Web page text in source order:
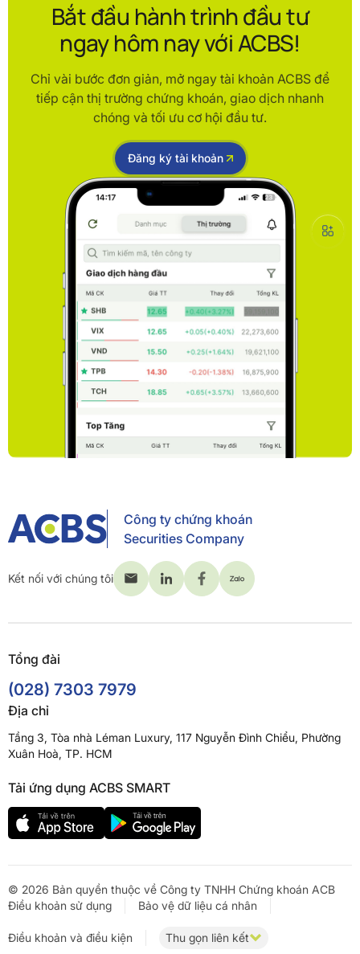
Bắt đầu hành trình đầu tư
ngay hôm nay với ACBS!
Chỉ vài bước đơn giản, mở ngay tài khoản ACBS để
tiếp cận thị trường chứng khoán, giao dịch nhanh
chóng và tối ưu cơ hội đầu tư.
Đăng ký tài khoản
Công ty chứng khoán
Securities Company
Kết nối với chúng tôi
Tổng đài
(028) 7303 7979
Địa chỉ
Tầng 3, Tòa nhà Léman Luxury, 117 Nguyễn Đình Chiểu, Phường
Xuân Hoà, TP. HCM
Tải ứng dụng ACBS SMART
© 2026 Bản quyền thuộc về Công ty TNHH Chứng khoán ACB
Điều khoản sử dụng
Bảo vệ dữ liệu cá nhân
Điều khoản và điều kiện Thu gọn liên kết